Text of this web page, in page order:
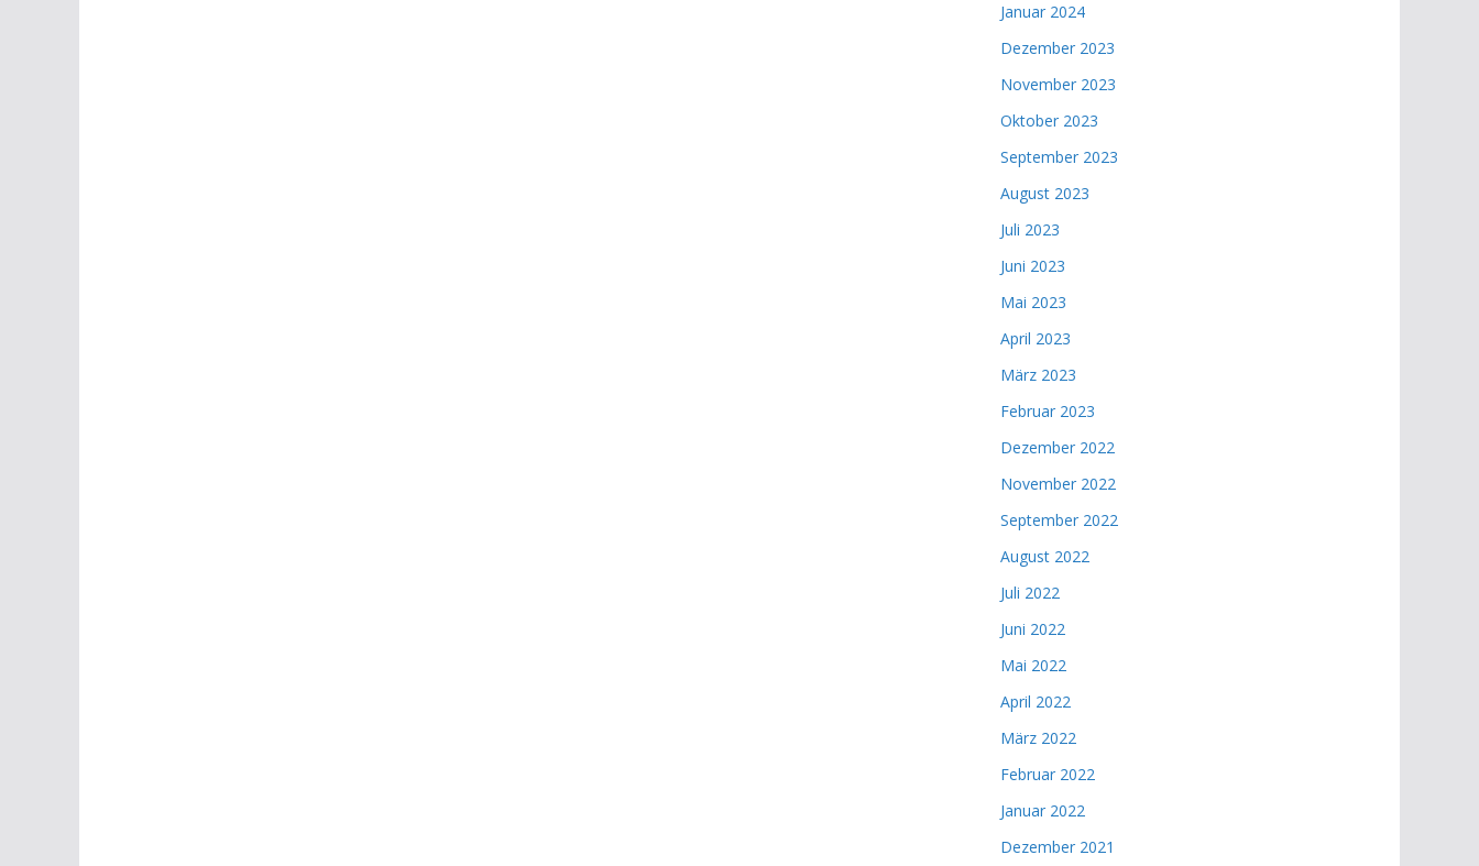
Januar 2024
Dezember 2023
November 2023
Oktober 2023
September 2023
August 2023
Juli 2023
Juni 2023
Mai 2023
April 2023
März 2023
Februar 2023
Dezember 2022
November 2022
September 2022
August 2022
Juli 2022
Juni 2022
Mai 2022
April 2022
März 2022
Februar 2022
Januar 2022
Dezember 2021